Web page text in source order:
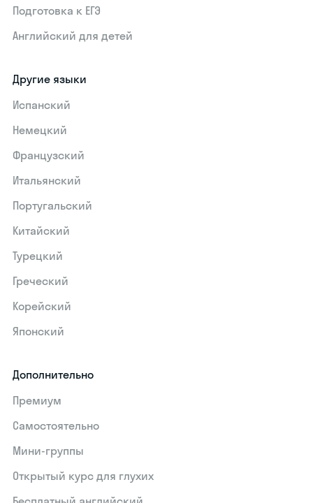
Подготовка к ЕГЭ
Английский для детей
Другие языки
Испанский
Немецкий
Французский
Итальянский
Португальский
Китайский
Турецкий
Греческий
Корейский
Японский
Дополнительно
Премиум
Самостоятельно
Мини-группы
Открытый курс для глухих